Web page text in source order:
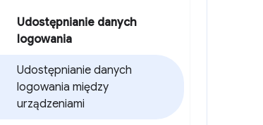
Udostępnianie danych
logowania
Udostępnianie danych
logowania między
urządzeniami